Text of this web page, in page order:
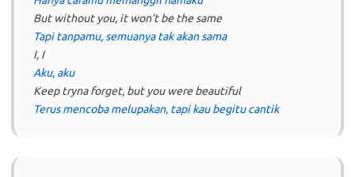
But without you, it won’t be the same
Tapi tanpamu, semuanya tak akan sama
I, I
Aku, aku
Keep tryna forget, but you were beautiful
Terus mencoba melupakan, tapi kau begitu cantik